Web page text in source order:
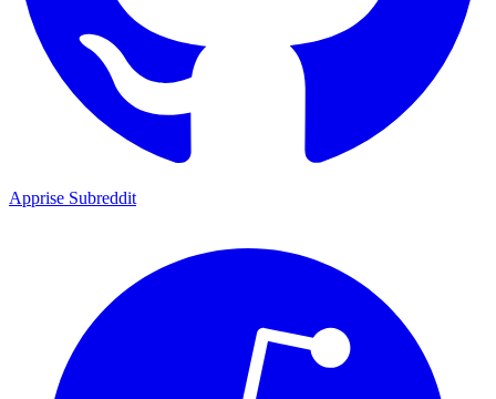
Apprise Subreddit